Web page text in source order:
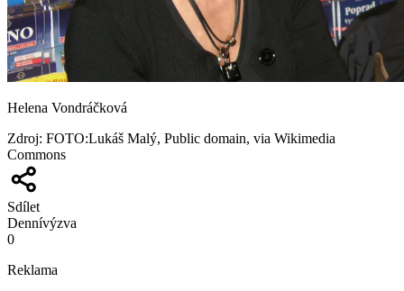
Helena Vondráčková
Zdroj: FOTO:Lukáš Malý, Public domain, via Wikimedia
Commons
Sdílet
Dennívýzva
0
Reklama